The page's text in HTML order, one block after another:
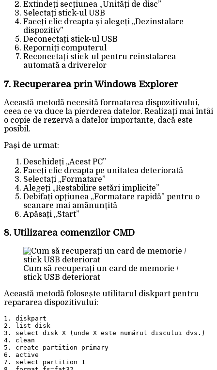
Extindeți secțiunea „Unități de disc”
Selectați stick-ul USB
Faceți clic dreapta și alegeți „Dezinstalare
dispozitiv”
Deconectați stick-ul USB
Reporniți computerul
Reconectați stick-ul pentru reinstalarea
automată a driverelor
7. Recuperarea prin Windows Explorer
Această metodă necesită formatarea dispozitivului,
ceea ce va duce la pierderea datelor. Realizați mai întâi
o copie de rezervă a datelor importante, dacă este
posibil.
Pași de urmat:
Deschideți „Acest PC”
Faceți clic dreapta pe unitatea deteriorată
Selectați „Formatare”
Alegeți „Restabilire setări implicite”
Debifați opțiunea „Formatare rapidă” pentru o
scanare mai amănunțită
Apăsați „Start”
8. Utilizarea comenzilor CMD
Cum să recuperați un card de memorie /
stick USB deteriorat
Această metodă folosește utilitarul diskpart pentru
repararea dispozitivului:
1. diskpart
2. list disk
3. select disk X (unde X este numărul discului dvs.)
4. clean
5. create partition primary
6. active
7. select partition 1